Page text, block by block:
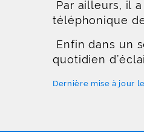
Par ailleurs, il
téléphonique
Enfin dans un
quotidien
Dernière mise à jour